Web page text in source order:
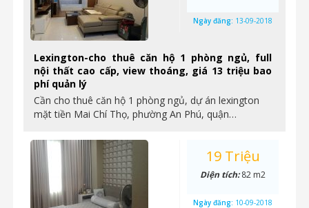
Lexington-cho thuê căn hộ 1 phòng ngủ, full
nội thất cao cấp, view thoáng, giá 13 triệu bao
phí quản lý
Cần cho thuê căn hộ 1 phòng ngủ, dự án lexington
mặt tiền Mai Chí Thọ, phường An Phú, quận…
Ngày đăng: 13-09-2018
19 Triệu
Diện tích:82 m2
Ngày đăng: 10-09-2018